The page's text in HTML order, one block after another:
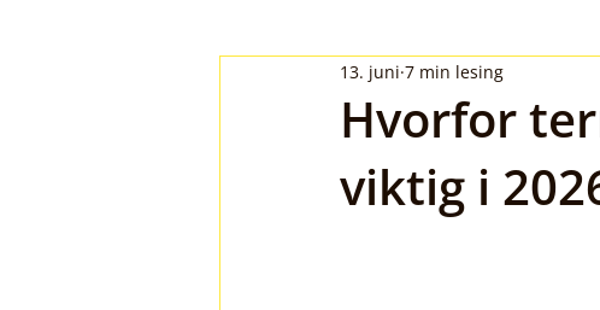
Hvorfor
viktig i
13. juni 7 min lesing